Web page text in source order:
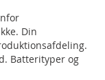
Din
Batterityper og